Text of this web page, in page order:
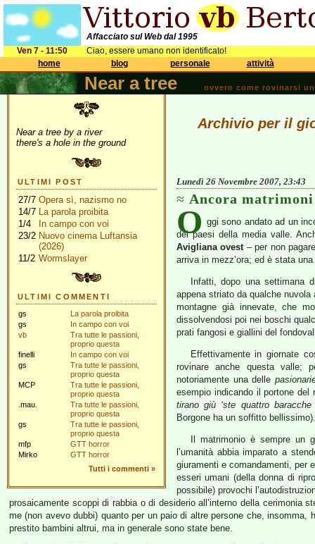
Affacciato sul Web dal 1995
Ven 7 - 11:50
Ciao, essere umano non identificato!
home
blog personale attività
Near a tree ovvero come rovinarsi
Near a tree by a river
there's a hole in the ground
ULTIMI POST
27/7 Opera sì, nazismo no
14/7 La parola proibita
1/4
In campo con voi
23/2 Nuovo cinema Luftansia
(2026)
11/2 Wormslayer
ULTIMI COMMENTI
gs
La parola proibita
gs
In campo con voi
vb
Tra tutte le passioni,
proprio questa
finelli
In campo con voi
gs
Tra tutte le passioni,
proprio questa
MCP
Tra tutte le passioni,
proprio questa
.mau.
Tra tutte le passioni,
proprio questa
gs
Tra tutte le passioni,
proprio questa
mfp
GTT horror
Mirko
GTT horror
Tutti i commenti »
Archivio per il
Lunedì 26 Novembre 2007, 23:43
Ancora matrimoni
O ggi sono andato ad un
dei paesi della media valle.
Avigliana ovest– per non
arriva in mezz’ora; ed è stata
Infatti, dopo una settimana
appena striato da qualche
montagne già innevate, che
dissolvendosi poi nei boschi
prati fangosi e giallini del
Effettivamente in giornate
rovinare anche questa valle;
notoriamente una delle
esempio indicando il portone
tirano giù ‘ste quattro
Borgone ha un soffitto
Il matrimonio è sempre
l’umanità abbia imparato a
giuramenti e comandamenti, per
esseri umani (della donna di
possibile) provochi
prosaicamente scoppi di rabbia o di desiderio all’interno della cerimonia
me (non avevo dubbi) quanto per un paio di altre persone che,
prestito bambini altrui, ma in generale sono state bene.